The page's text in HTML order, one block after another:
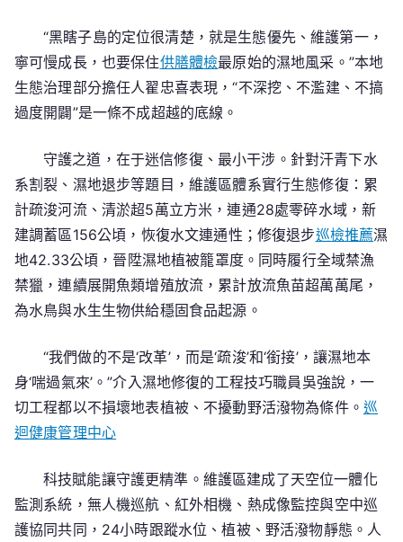
“黑瞎子島的定位很清楚，就是生態優先、維護第一，
寧可慢成長，也要保住供膳體檢最原始的濕地風采。”本地
生態治理部分擔任人翟忠喜表現，“不深挖、不濫建、不搞
過度開闢”是一條不成超越的底線。
守護之道，在于迷信修復、最小干涉。針對汗青下水
系割裂、濕地退步等題目，維護區體系實行生態修復：累
計疏浚河流、清淤超5萬立方米，連通28處零碎水域，新
建調蓄區156公頃，恢復水文連通性；修復退步巡檢推薦濕
地42.33公頃，晉陞濕地植被籠罩度。同時履行全域禁漁
禁獵，連續展開魚類增殖放流，累計放流魚苗超萬萬尾，
為水鳥與水生生物供給穩固食品起源。
“我們做的不是‘改革’，而是‘疏浚’和‘銜接’，讓濕地本
身‘喘過氣來’。”介入濕地修復的工程技巧職員吳強說，一
切工程都以不損壞地表植被、不擾動野活潑物為條件。 巡
迴健康管理中心
科技賦能讓守護更精準。維護區建成了天空位一體化
監測系統，無人機巡航、紅外相機、熱成像監控與空中巡
護協同共同，24小時跟蹤水位、植被、野活潑物靜態。人